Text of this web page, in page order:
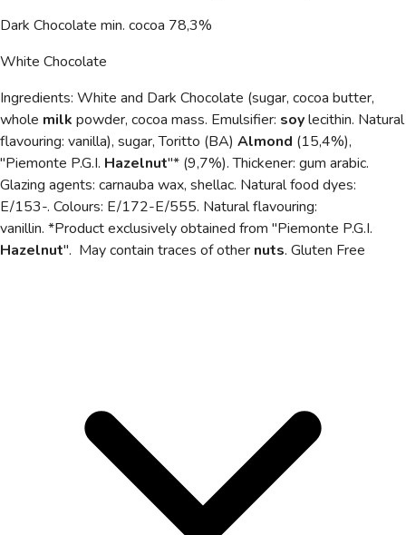
Dark Chocolate min. cocoa 78,3%
White Chocolate
Ingredients: White and Dark Chocolate (sugar, cocoa butter,
whole milk powder, cocoa mass. Emulsifier: soylecithin. Natural
flavouring: vanilla), sugar, Toritto (BA) Almond (15,4%),
"Piemonte P.G.I. Hazelnut"* (9,7%). Thickener: gum arabic.
Glazing agents: carnauba wax, shellac. Natural food dyes:
E/153-. Colours: E/172-E/555. Natural flavouring:
vanillin. *Product exclusively obtained from "Piemonte P.G.I.
Hazelnut". May contain traces of other nuts. Gluten Free